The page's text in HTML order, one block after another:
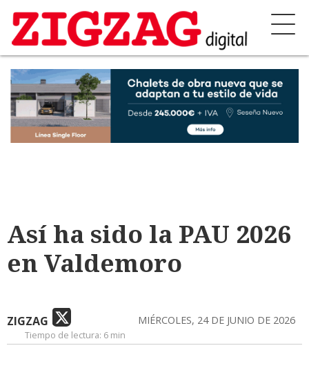
Así ha sido la PAU 2026
en Valdemoro
ZIGZAG MIÉRCOLES, 24 DE JUNIO DE 2026
Tiempo de lectura: 6 min